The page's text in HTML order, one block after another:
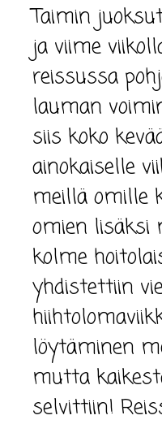
Taimin
ja viime
reissussa
lauman
siis koko
ainokaiselle
meillä omille
omien lisäksi
kolme
yhdistettiin
löytäminen
mutta
selvittiin!